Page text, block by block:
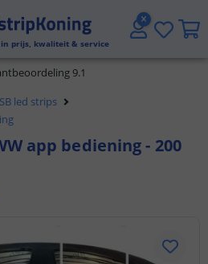
prijs, kwaliteit & service
vanaf € 20,- NL en BE
9.1
besteld,morgen in huis
led strips
app bediening - 200